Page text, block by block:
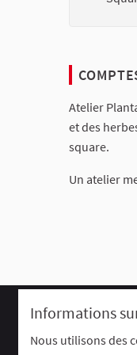
Informations
Nous utilisons des
Atelier
et des
square.
Un atelier